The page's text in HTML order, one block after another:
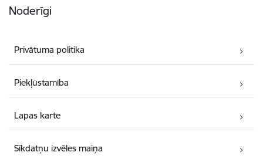
Noderīgi
Privātuma politika
Piekļūstamība
Lapas karte
Sīkdatņu izvēles maiņa